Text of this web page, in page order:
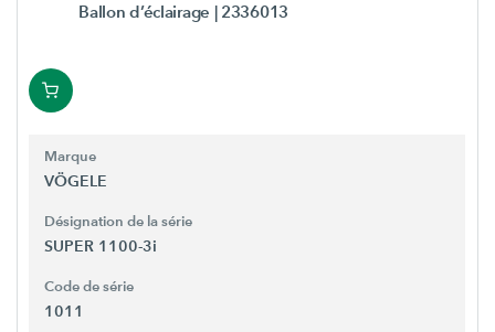
Ballon d’éclairage | 2336013
Marque
VÖGELE
Désignation de la série
SUPER 1100-3i
Code de série
1011